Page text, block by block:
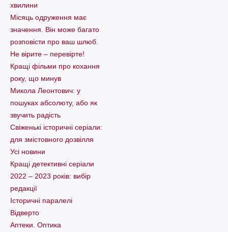
хвилини
Місяць одруження має
значення. Він може багато
розповісти про ваш шлюб.
Не вірите – перевірте!
Кращі фільми про кохання
року, що минув
Микола Леонтович: у
пошуках абсолюту, або як
звучить радість
Свіженькі історичні серіали:
для змістовного дозвілля
Усі новини
Кращі детективні серіали
2022 – 2023 років: вибір
редакції
Історичні паралелі
Відверто
Аптеки. Оптика